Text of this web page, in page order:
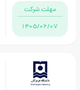
مهلت شرکت
1405/06/07